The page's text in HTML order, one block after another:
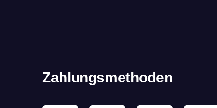
Zahlungsmethoden